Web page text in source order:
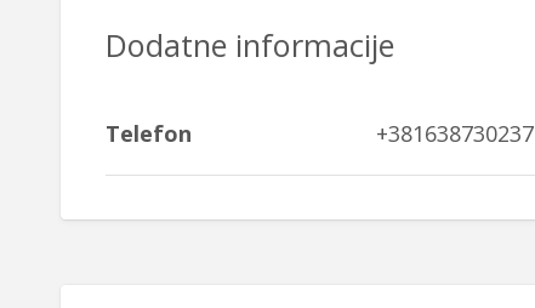
Dodatne informacije
Telefon +381638730237